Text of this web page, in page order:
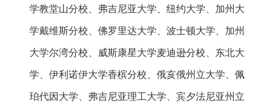
学教堂山分校、弗吉尼亚大学、纽约大学、加州大
学戴维斯分校、佛罗里达大学、波士顿大学、加州
大学尔湾分校、威斯康星大学麦迪逊分校、东北大
学、伊利诺伊大学香槟分校、俄亥俄州立大学、佩
珀代因大学、弗吉尼亚理工大学、宾夕法尼亚州立